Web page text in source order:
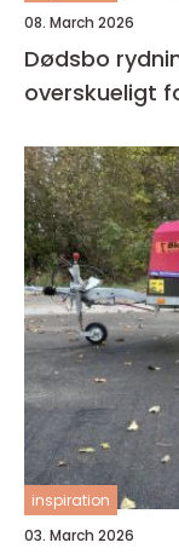
08. March 2026
Dødsbo rydning sådan får du et
overskueligt
inspiration
03. March 2026